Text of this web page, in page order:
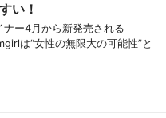
い！
ー4月から新発売される
は“女性の無限大の可能性”と